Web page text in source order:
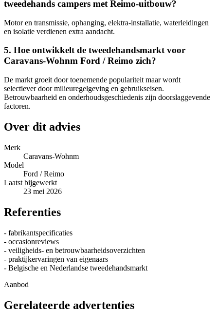
tweedehands campers met Reimo-uitbouw?
Motor en transmissie, ophanging, elektra-installatie, waterleidingen
en isolatie verdienen extra aandacht.
5. Hoe ontwikkelt de tweedehandsmarkt voor
Caravans-Wohnm Ford / Reimo zich?
De markt groeit door toenemende populariteit maar wordt
selectiever door milieuregelgeving en gebruikseisen.
Betrouwbaarheid en onderhoudsgeschiedenis zijn doorslaggevende
factoren.
Over dit advies
Merk
Caravans-Wohnm
Model
Ford / Reimo
Laatst bijgewerkt
23 mei 2026
Referenties
- fabrikantspecificaties
- occasionreviews
- veiligheids- en betrouwbaarheidsoverzichten
- praktijkervaringen van eigenaars
- Belgische en Nederlandse tweedehandsmarkt
Aanbod
Gerelateerde advertenties